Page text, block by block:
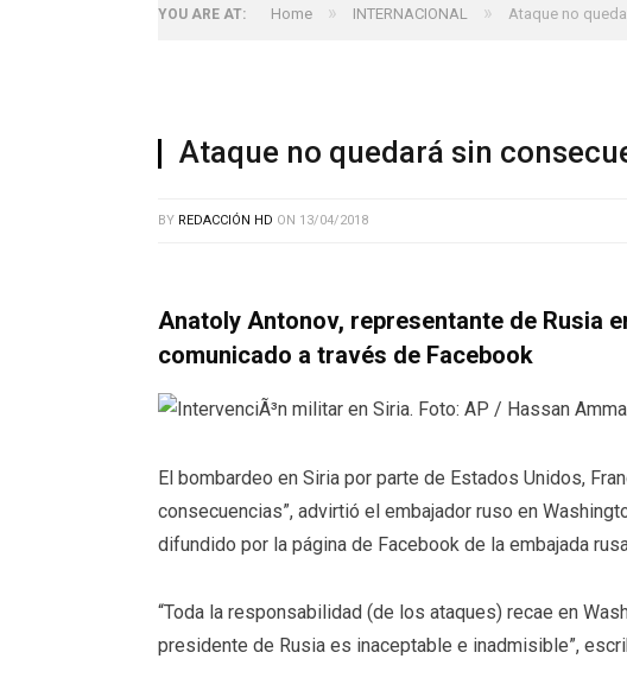
YOU ARE AT: Home » INTERNACIONAL » Ataque no
Ataque no quedará sin
BY REDACCIÓN HD ON 13/04/2018
Anatoly Antonov, representante de Rusia
comunicado a través de Facebook
El bombardeo en Siria por parte de Estados Unidos,
consecuencias”, advirtió el embajador ruso en
difundido por la página de Facebook de la embajada
“Toda la responsabilidad (de los ataques) recae en
presidente de Rusia es inaceptable e inadmisible”,